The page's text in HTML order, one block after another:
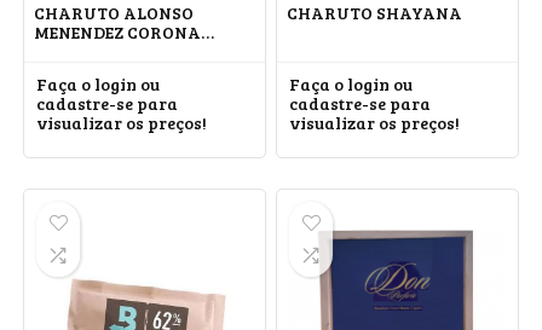
CHARUTO ALONSO
MENENDEZ CORONA
Faça o login ou
cadastre-se para
visualizar os preços!
CHARUTO SHAYANA
Faça o login ou
cadastre-se para
visualizar os preços!